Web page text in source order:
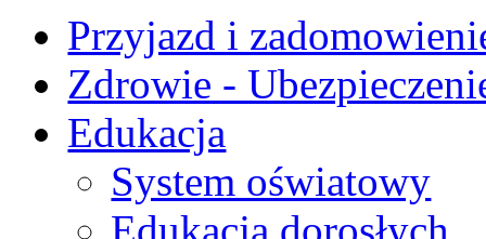
Przyjazd i
Zdrowie -
Edukacja
System oświatowy